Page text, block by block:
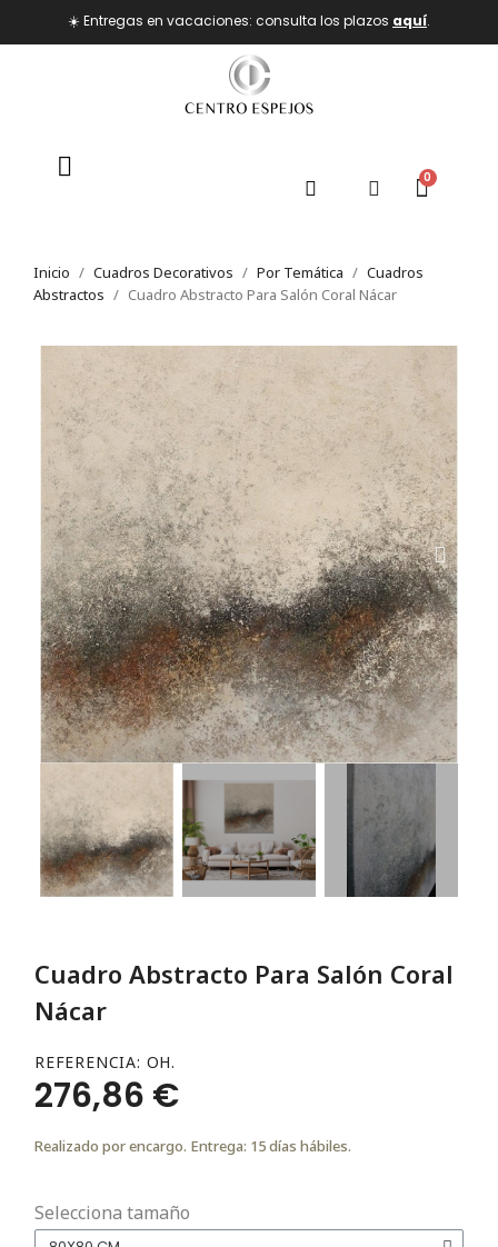
☀️ Entregas en vacaciones: consulta los plazos aquí.
Inicio Cuadros Decorativos Por Temática
Cuadros
Abstractos
Cuadro Abstracto Para Salón Coral Nácar
Cuadro Abstracto Para Salón Coral
Nácar
REFERENCIA OH.
276,86 €
Realizado por encargo. Entrega: 15 días hábiles.
Selecciona tamaño